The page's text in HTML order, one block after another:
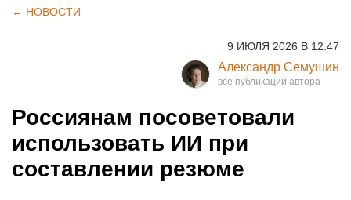
← НОВОСТИ
9 ИЮЛЯ 2026 В 12:47
Александр Семушин
Россиянам посоветовали
использовать ИИ при
составлении резюме